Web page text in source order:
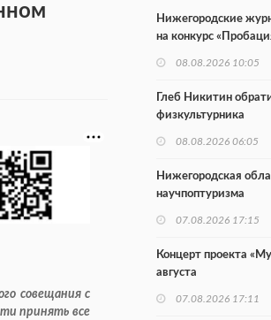
совещания с
принять все
Нижегородские
на конкурс
08.08.2026 10:05
Глеб Никитин
физкультурника
08.08.2026 06:05
Нижегородская
научпоптуризма
07.08.2026 17:15
Концерт проекта
августа
07.08.2026 17:11